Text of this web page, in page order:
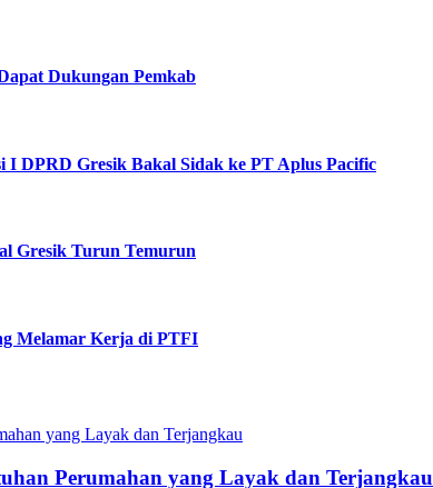
Dukungan Pemkab
I DPRD Gresik Bakal Sidak ke PT Aplus Pacific
Gresik Turun Temurun
Melamar Kerja di PTFI
Perumahan yang Layak dan Terjangkau